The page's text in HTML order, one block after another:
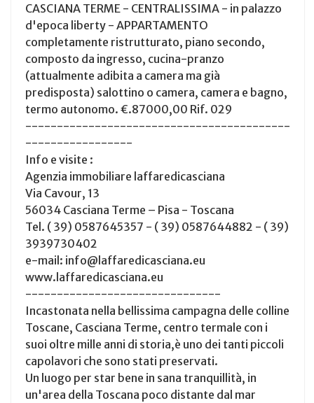
CASCIANA TERME - CENTRALISSIMA - in palazzo
d'epoca liberty - APPARTAMENTO
completamente ristrutturato, piano secondo,
composto da ingresso, cucina-pranzo
(attualmente adibita a camera ma già
predisposta) salottino o camera, camera e bagno,
termo autonomo. €.87000,00 Rif. 029
------------------------------------------
-----------------
Info e visite :
Agenzia immobiliare laffaredicasciana
Via Cavour, 13
56034 Casciana Terme – Pisa - Toscana
Tel. ( 39) 0587645357 - ( 39) 0587644882 - ( 39)
3939730402
e-mail: info@laffaredicasciana.eu
www.laffaredicasciana.eu
-------------------------------
Incastonata nella bellissima campagna delle colline
Toscane, Casciana Terme, centro termale con i
suoi oltre mille anni di storia,è uno dei tanti piccoli
capolavori che sono stati preservati.
Un luogo per star bene in sana tranquillità, in
un'area della Toscana poco distante dal mar